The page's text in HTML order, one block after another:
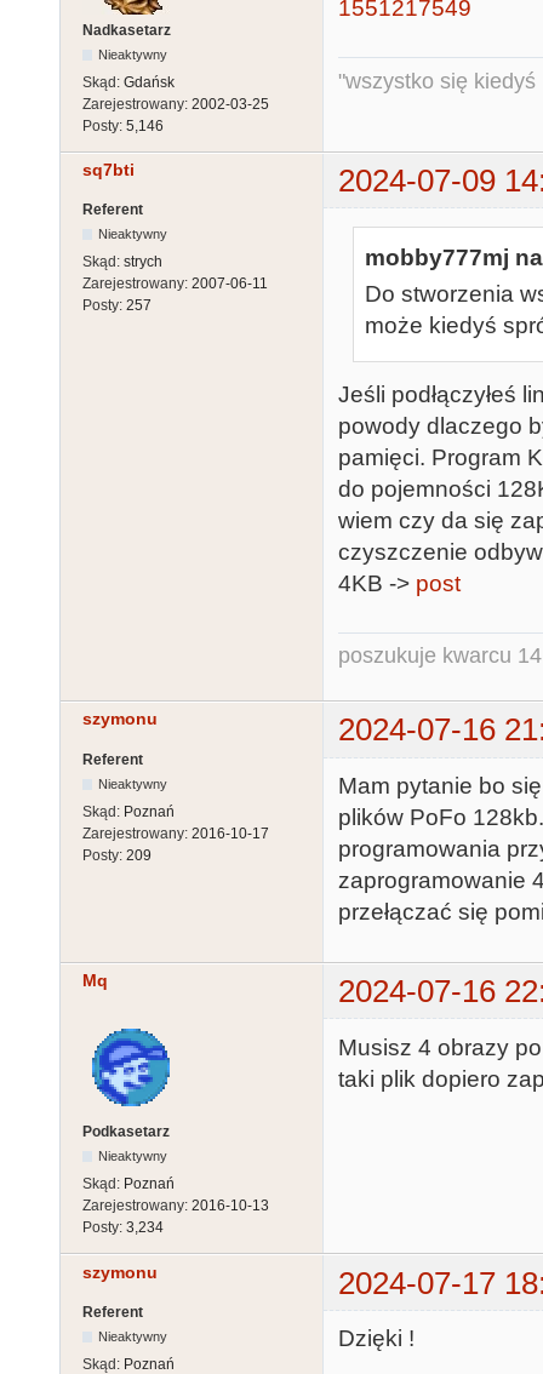
Nadkasetarz
Nieaktywny
Skąd: Gdańsk
Zarejestrowany: 2002-03-25
Posty: 5,146
1551217549
"wszystko się kiedyś
sq7bti 2024-07-09
Referent
Nieaktywny
Skąd: strych
Zarejestrowany: 2007-06-11
Posty: 257
mobby777mj
Do stworzenia
może kiedyś
Jeśli podłączyłeś
powody dlaczego
pamięci. Program
do pojemności
wiem czy da się
czyszczenie
4KB -> post
poszukuje kwarcu
szymonu 2024-07-16
Referent
Nieaktywny
Skąd: Poznań
Zarejestrowany: 2016-10-17
Posty: 209
Mam pytanie bo
plików PoFo
programowania
zaprogramowanie
przełączać się
Mq 2024-07-16
Podkasetarz
Nieaktywny
Skąd: Poznań
Zarejestrowany: 2016-10-13
Posty: 3,234
Musisz 4 obrazy
taki plik dopiero
szymonu 2024-07-17
Referent
Nieaktywny
Skąd: Poznań
Dzięki !